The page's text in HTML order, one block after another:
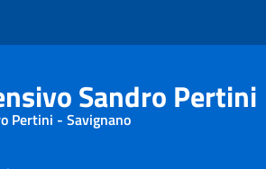
Sandro Pertini
Pertini - Savignano